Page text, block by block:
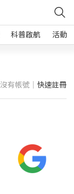
科普啟航 活動
沒有帳號｜ 快速註冊